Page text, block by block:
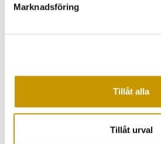
Marknadsföring
Tillåt alla
Tillåt urval
DRÄNERING ESKILSTUNA
DRÄNERING KUNGSÖR